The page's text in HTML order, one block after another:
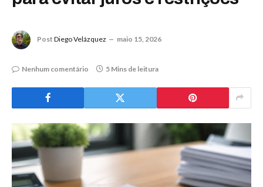
Post Diego Velázquez maio 15, 2026
Nenhum comentário 5 Mins de leitura